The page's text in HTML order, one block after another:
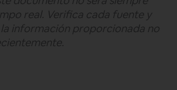
real. Verifica cada fuente y
información proporcionada no